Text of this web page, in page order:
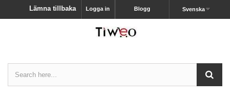
Svenska
Blogg
Logga in
Lämna tillbaka